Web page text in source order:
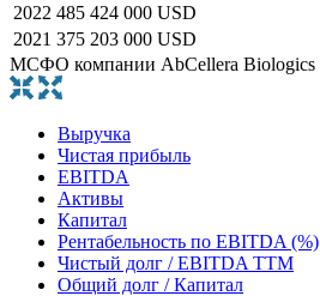
2022 485 424 000 USD
2021 375 203 000 USD
МСФО компании AbCellera Biologics
Выручка
Чистая прибыль
EBITDA
Активы
Капитал
Рентабельность по EBITDA (%)
Чистый долг / EBITDA TTM
Общий долг / Капитал